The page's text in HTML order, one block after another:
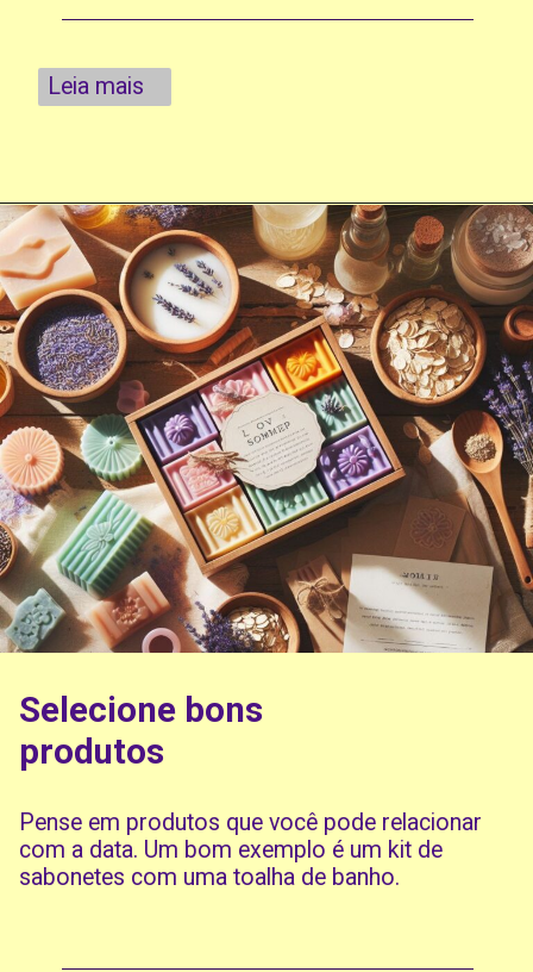
Leia mais
Pense em produtos que você pode relacionar
com a data. Um bom exemplo é um kit de
sabonetes com uma toalha de banho.
Selecione bons
produtos